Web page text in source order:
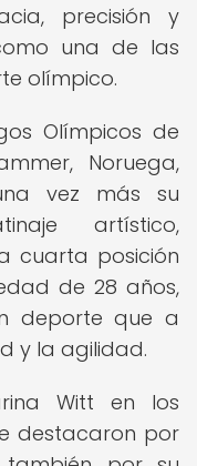
precisión y
una de las
olímpico.
Olímpicos de
Noruega,
vez más su
artístico,
cuarta posición
de 28 años,
deporte que a
y la agilidad.
Witt en los
destacaron por